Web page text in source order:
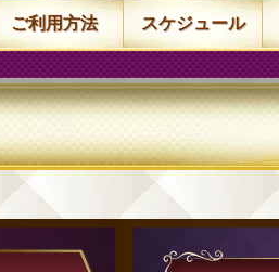
ご利用方法 スケジュール